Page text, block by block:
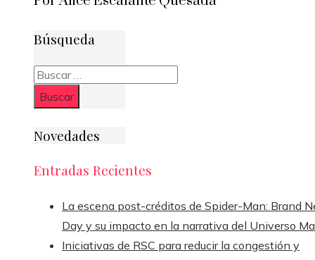
Búsqueda
Buscar:
Novedades
Entradas Recientes
La escena post-créditos de Spider-Man: Brand
Day y su impacto en la narrativa del Universo
Iniciativas de RSC para reducir la congestión y